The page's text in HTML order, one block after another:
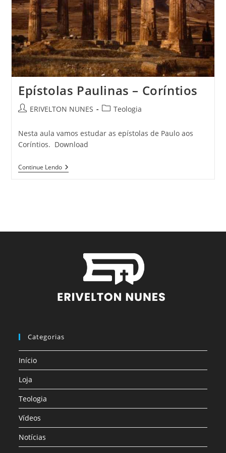
Epístolas Paulinas – Coríntios
ERIVELTON NUNES Teologia
Nesta aula vamos estudar as epístolas de Paulo aos
Coríntios. Download
Continue Lendo
Categorias
Início
Loja
Teologia
Vídeos
Notícias